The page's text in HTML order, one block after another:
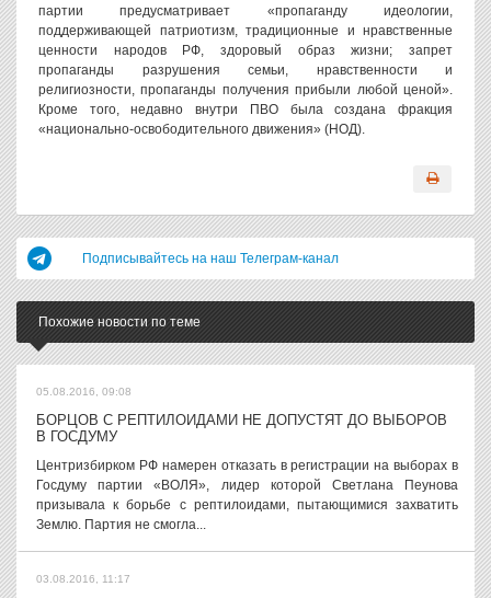
партии предусматривает «пропаганду идеологии,
поддерживающей патриотизм, традиционные и нравственные
ценности народов РФ, здоровый образ жизни; запрет
пропаганды разрушения семьи, нравственности и
религиозности, пропаганды получения прибыли любой ценой».
Кроме того, недавно внутри ПВО была создана фракция
«национально-освободительного движения» (НОД).
Подписывайтесь на наш Телеграм-канал
Похожие новости по теме
05.08.2016, 09:08
БОРЦОВ С РЕПТИЛОИДАМИ НЕ ДОПУСТЯТ ДО ВЫБОРОВ
В ГОСДУМУ
Центризбирком РФ намерен отказать в регистрации на выборах в
Госдуму партии «ВОЛЯ», лидер которой Светлана Пеунова
призывала к борьбе с рептилоидами, пытающимися захватить
Землю. Партия не смогла...
03.08.2016, 11:17